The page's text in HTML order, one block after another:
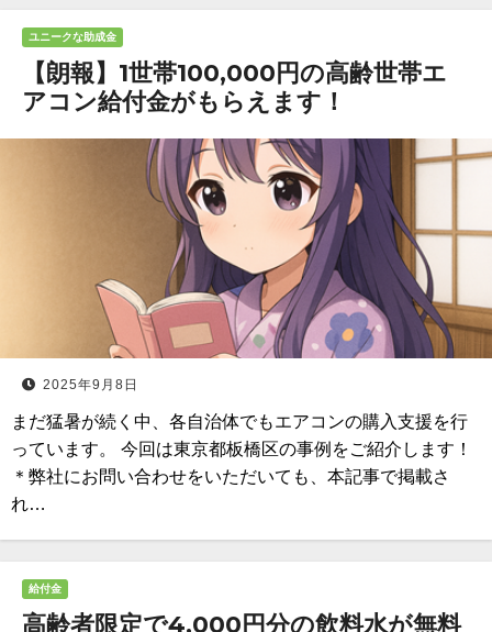
ユニークな助成金
【朗報】1世帯100,000円の高齢世帯エ
アコン給付金がもらえます！
2025年9月8日
まだ猛暑が続く中、各自治体でもエアコンの購入支援を行
っています。 今回は東京都板橋区の事例をご紹介します！
＊弊社にお問い合わせをいただいても、本記事で掲載さ
れ…
給付金
高齢者限定で4,000円分の飲料水が無料